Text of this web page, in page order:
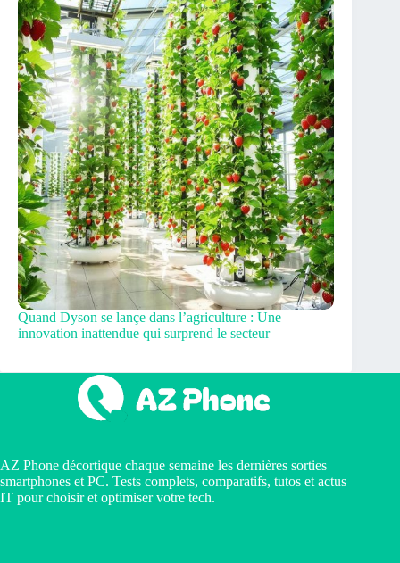
Quand Dyson se lançe dans l’agriculture : Une
innovation inattendue qui surprend le secteur
AZ Phone décortique chaque semaine les dernières sorties
smartphones et PC. Tests complets, comparatifs, tutos et actus
IT pour choisir et optimiser votre tech.